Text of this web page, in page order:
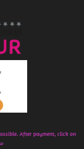
After payment, click on